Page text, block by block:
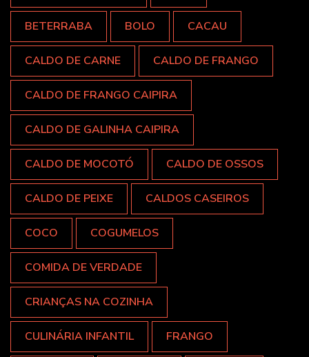
BETERRABA BOLO CACAU
CALDO DE CARNE CALDO DE FRANGO
CALDO DE FRANGO CAIPIRA
CALDO DE GALINHA CAIPIRA
CALDO DE MOCOTÓ CALDO DE OSSOS
CALDO DE PEIXE CALDOS CASEIROS
COCO COGUMELOS
COMIDA DE VERDADE
CRIANÇAS NA COZINHA
CULINÁRIA INFANTIL FRANGO